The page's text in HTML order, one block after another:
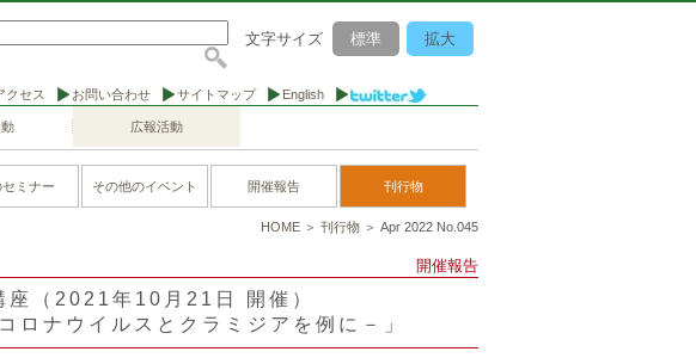
文字サイズ 標準 拡大
クセス お問い合わせ サイトマップ English
広報活動
セミナー その他のイベント 開催報告 刊行物
HOME ＞ 刊行物 ＞ Apr 2022 No.045
開催報告
（2021年10月21日 開催）
ロナウイルスとクラミジアを例に－」